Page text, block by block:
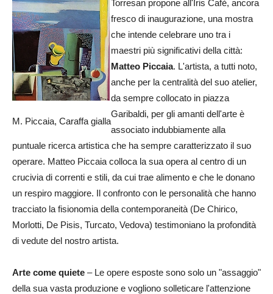
M. Piccaia, Caraffa gialla
Torresan propone all'Iris Cafè, ancora
fresco di inaugurazione, una mostra
che intende celebrare uno tra i
maestri più significativi della città:
Matteo Piccaia. L'artista, a tutti noto,
anche per la centralità del suo atelier,
da sempre collocato in piazza
Garibaldi, per gli amanti dell'arte è
associato indubbiamente alla
puntuale ricerca artistica che ha sempre caratterizzato il suo
operare. Matteo Piccaia colloca la sua opera al centro di un
crucivia di correnti e stili, da cui trae alimento e che le donano
un respiro maggiore. Il confronto con le personalità che hanno
tracciato la fisionomia della contemporaneità (De Chirico,
Morlotti, De Pisis, Turcato, Vedova) testimoniano la profondità
di vedute del nostro artista.
Arte come quiete – Le opere esposte sono solo un "assaggio"
della sua vasta produzione e vogliono solleticare l'attenzione